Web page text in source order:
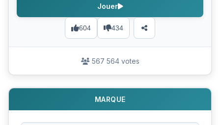
604 434
Jouer
567 564 votes
MARQUE